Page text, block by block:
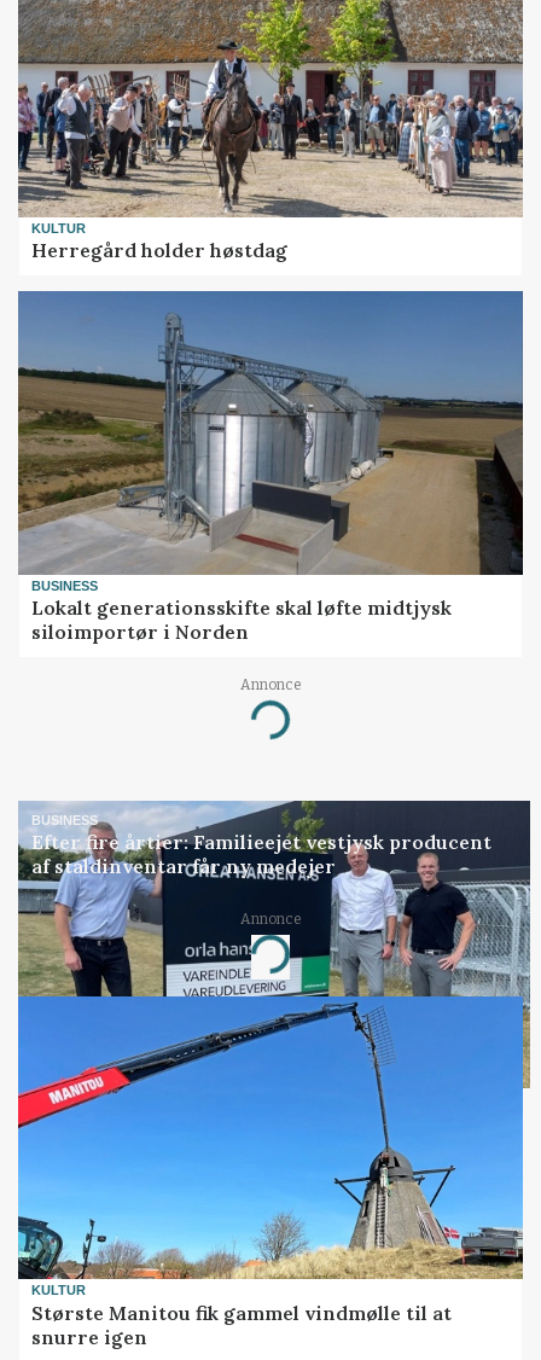
KULTUR
Herregård holder høstdag
BUSINESS
Lokalt generationsskifte skal løfte midtjysk
siloimportør i Norden
Annonce
Loading...
BUSINESS
Efter fire årtier: Familieejet vestjysk producent
af staldinventar får ny medejer
Annonce
Loading...
KULTUR
Største Manitou fik gammel vindmølle til at
snurre igen